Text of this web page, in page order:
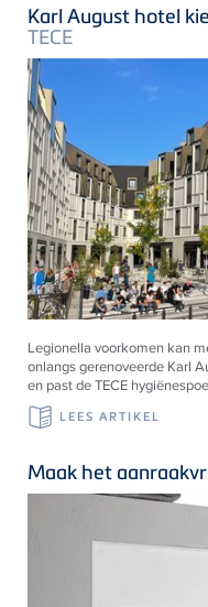
Legionella voorkomen kan
onlangs gerenoveerde Karl
en past de TECE
LEES ARTIKEL
Karl August hotel
TECE
Maak het